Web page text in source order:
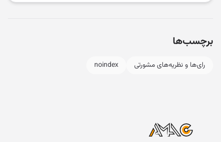
برچسب‌ها
رای‌ها و نظریه‌های مشورتی noindex